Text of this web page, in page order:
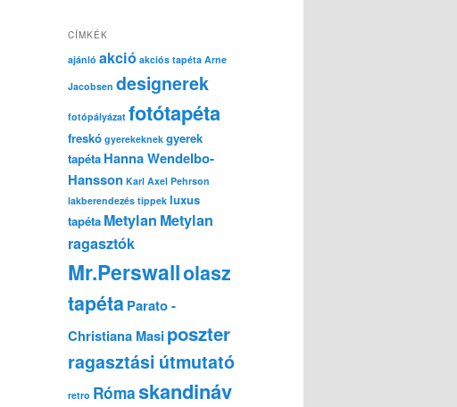
CÍMKÉK
ajánló akció akciós tapéta Arne
Jacobsen designerek
fotópályázat fotótapéta
freskó gyerekeknek gyerek
tapéta Hanna Wendelbo-
Hansson Karl Axel Pehrson
lakberendezés tippek luxus
tapéta Metylan Metylan
ragasztók
Mr.Perswallolasz
tapétaParato -
Christiana Masi poszter
ragasztási útmutató
retro Rómaskandináv